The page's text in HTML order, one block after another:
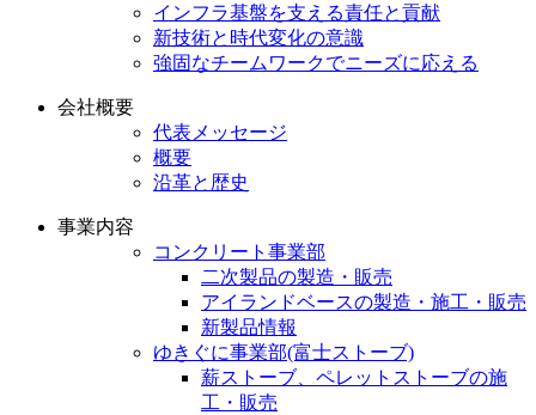
インフラ基盤を支える責任と貢献
新技術と時代変化の意識
強固なチームワークでニーズに応える
会社概要
代表メッセージ
概要
沿革と歴史
事業内容
コンクリート事業部
二次製品の製造・販売
アイランドベースの製造・施工・販売
新製品情報
ゆきぐに事業部(富士ストーブ)
薪ストーブ、ペレットストーブの施
工・販売